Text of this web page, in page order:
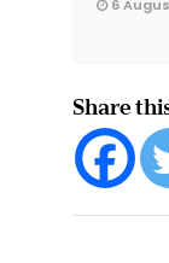
6
Share